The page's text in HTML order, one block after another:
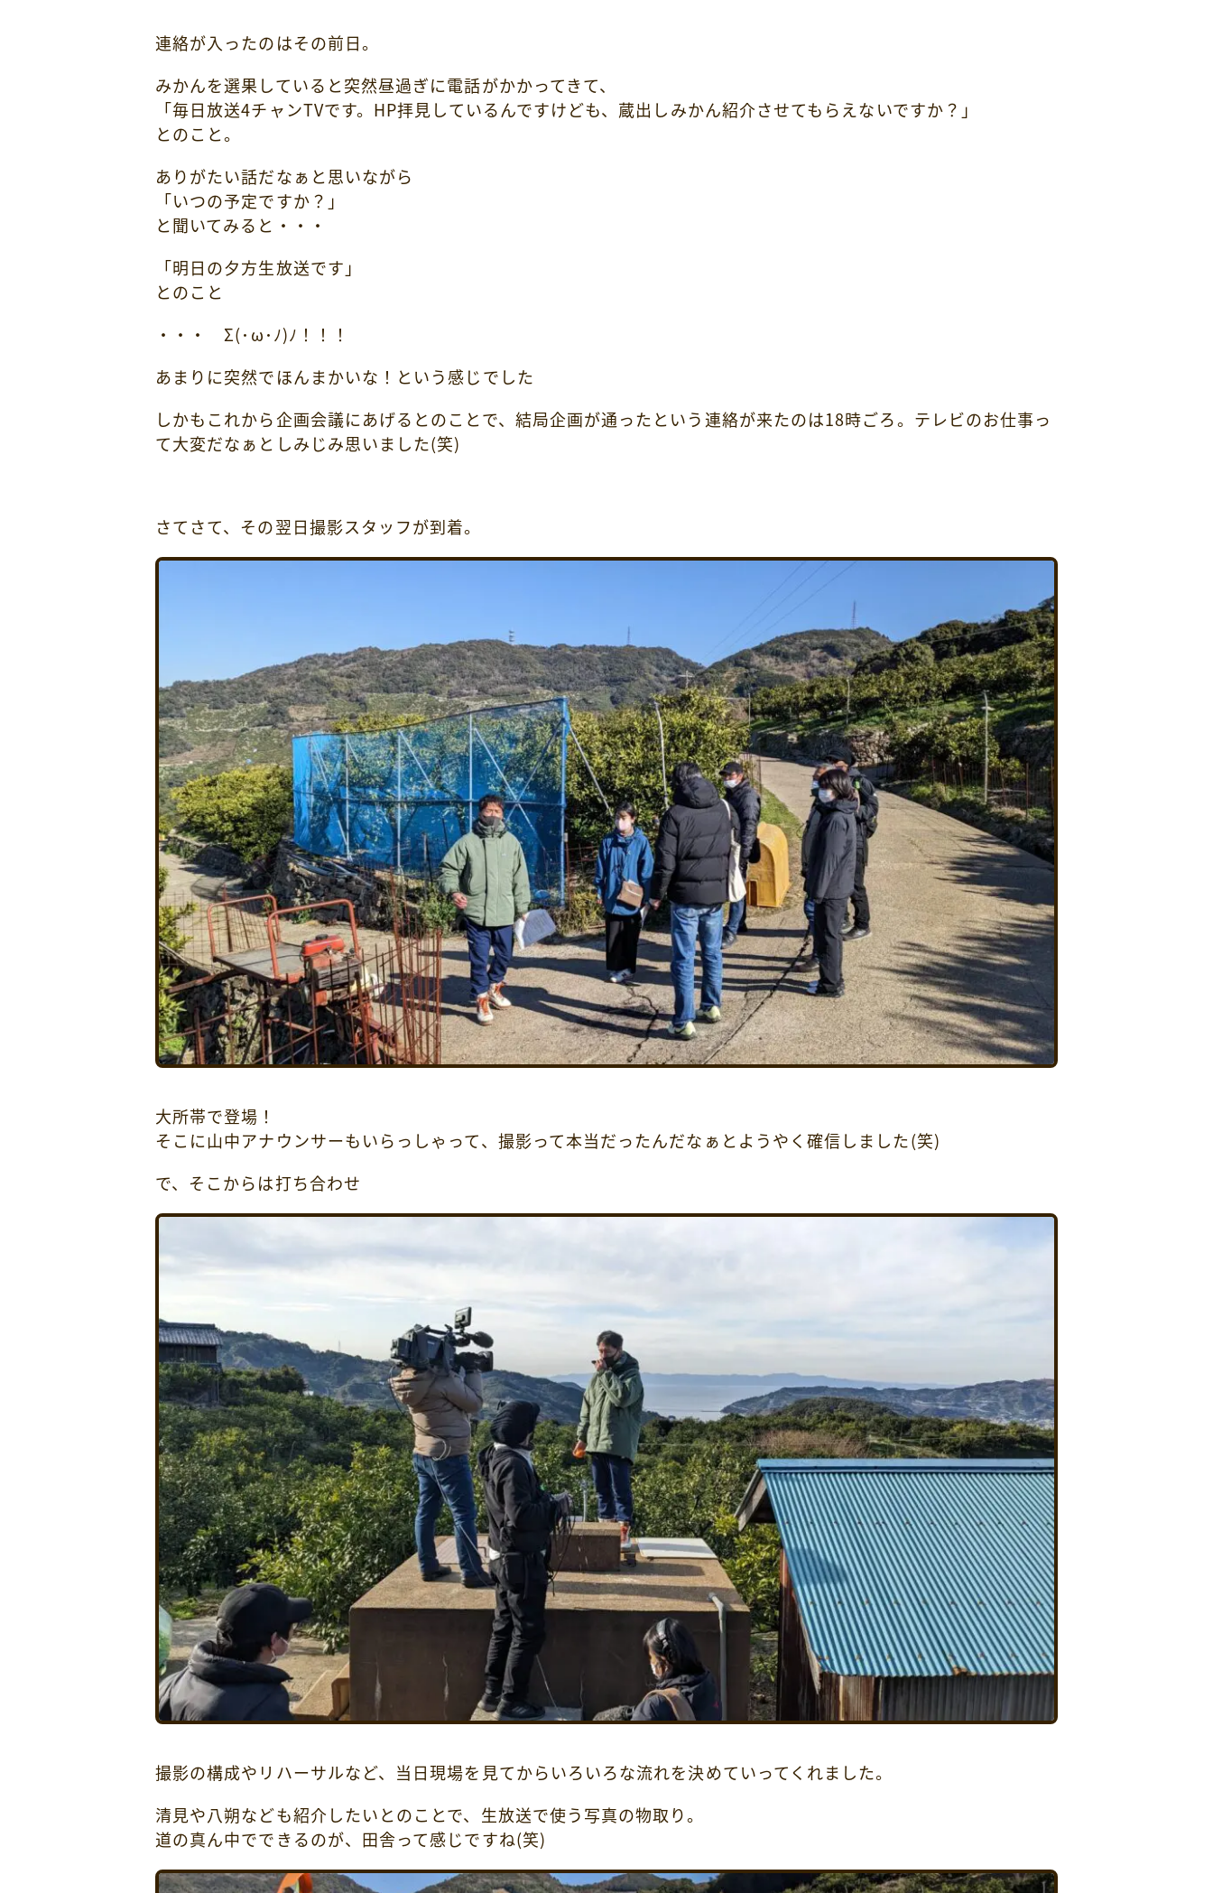
連絡が入ったのはその前日。
みかんを選果していると突然昼過ぎに電話がかかってきて、
「毎日放送4チャンTVです。HP拝見しているんですけども、蔵出しみかん紹介させてもらえないですか？」
とのこと。
ありがたい話だなぁと思いながら
「いつの予定ですか？」
と聞いてみると・・・
「明日の夕方生放送です」
とのこと
・・・ Σ(･ω･ﾉ)ﾉ！！！
あまりに突然でほんまかいな！という感じでした
しかもこれから企画会議にあげるとのことで、結局企画が通ったという連絡が来たのは18時ごろ。テレビのお仕事っ
て大変だなぁとしみじみ思いました(笑)
さてさて、その翌日撮影スタッフが到着。
大所帯で登場！
そこに山中アナウンサーもいらっしゃって、撮影って本当だったんだなぁとようやく確信しました(笑)
で、そこからは打ち合わせ
撮影の構成やリハーサルなど、当日現場を見てからいろいろな流れを決めていってくれました。
清見や八朔なども紹介したいとのことで、生放送で使う写真の物取り。
道の真ん中でできるのが、田舎って感じですね(笑)